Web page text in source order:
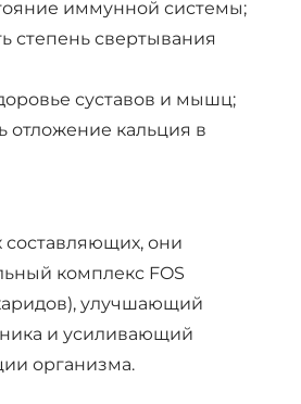
иммунной системы;
степень свертывания
суставов и мышц;
отложение кальция в
они
комплекс FOS
улучшающий
и усиливающий
организма.